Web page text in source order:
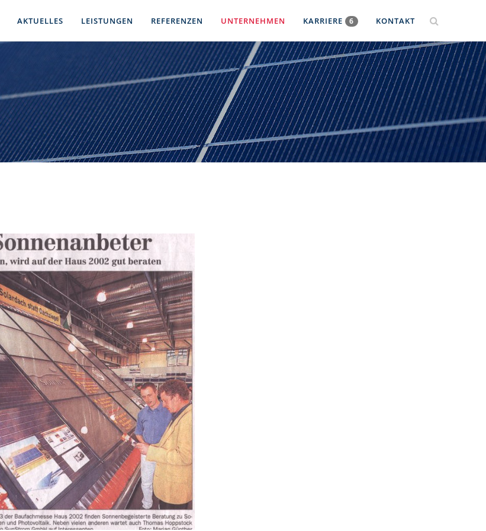
AKTUELLES LEISTUNGEN REFERENZEN UNTERNEHMEN KARRIERE 6 KONTAKT